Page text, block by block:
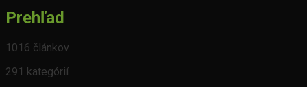
Prehľad
1016 článkov
291 kategórií